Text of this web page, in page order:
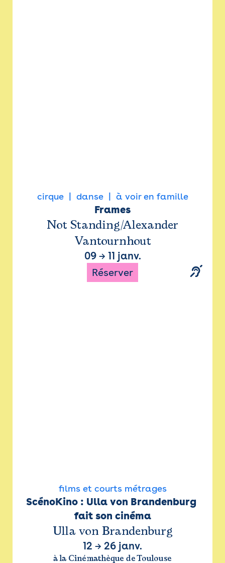
cirque danse à voir en famille
Frames
Not Standing/Alexander
Vantournhout
09→ 11 janv.
Réserver
films et courts métrages
ScénoKino : Ulla von Brandenburg
fait son cinéma
Ulla von Brandenburg
12 → 26 janv.
à la Cinémathèque de Toulouse